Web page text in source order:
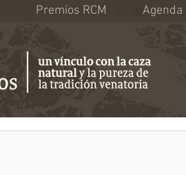
Premios RCM Agenda